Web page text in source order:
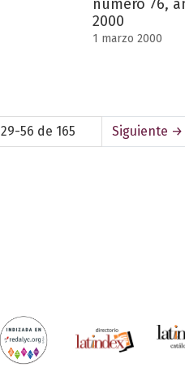
número 76,
2000
1 marzo 2000
29-56 de 165 Siguiente →